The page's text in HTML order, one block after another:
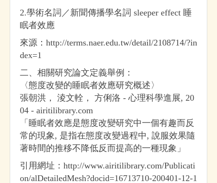
2.學術名詞／新聞傳播學名詞 sleeper effect 睡
眠者效應
來源：http://terms.naer.edu.tw/detail/2108714/?in
dex=1
二、相關研究論文定義舉例：
〈態度改變的睡眠者效應研究概述〉
張朝洪， 淩文輇， 方俐洛 - 心理科學進展, 20
04 - airitilibrary.com
「睡眠者效應是態度改變研究中一個有趣而反
常的現象, 是指在態度改變過程中, 說服效果隨
著時間的推移不降低反而提高的一種現象」
引用網址：http://www.airitilibrary.com/Publicati
on/alDetailedMesh?docid=16713710-200401-12-1